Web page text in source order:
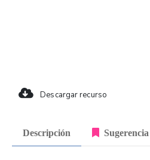
Descargar recurso
Descripción